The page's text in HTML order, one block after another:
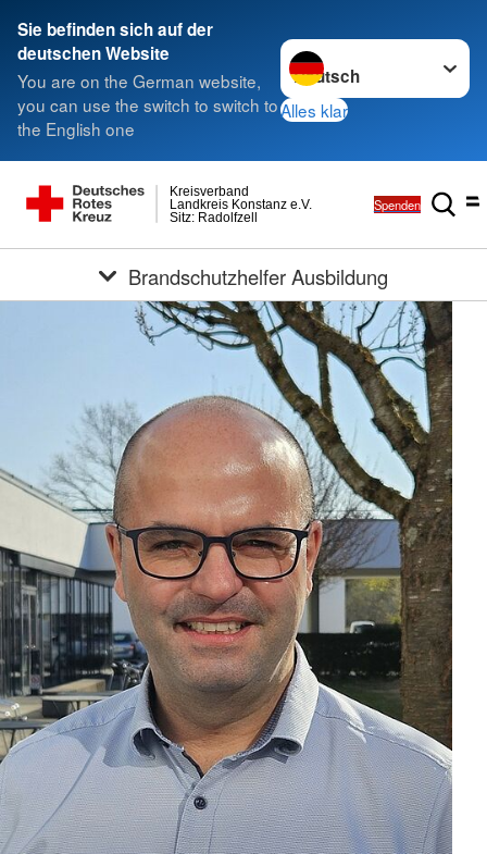
Sie befinden sich auf der
deutschen Website
You are on the German website,
you can use the switch to switch to
the English one
Sprache wechseln zu
Alles klar
Sitz: Radolfzell
Landkreis Konstanz e.V.
Kreisverband
Spenden
Brandschutzhelfer Ausbildung